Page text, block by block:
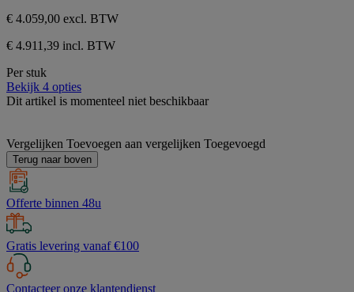
€ 4.059,00 excl. BTW
€ 4.911,39 incl. BTW
Per stuk
Bekijk 4 opties
Dit artikel is momenteel niet beschikbaar
Vergelijken Toevoegen aan vergelijken Toegevoegd
Terug naar boven
Offerte binnen 48u
Gratis levering vanaf €100
Contacteer onze klantendienst